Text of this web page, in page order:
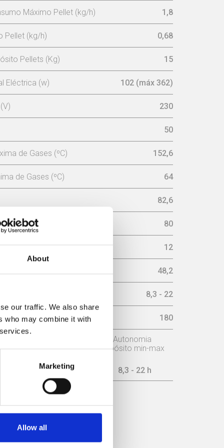
About
our traffic. We also share
who may combine it with
Marketing
Allow all
Máximo Pellet (kg/h) 1,8
Pellet (kg/h) 0,68
Pellets (Kg) 15
Eléctrica (w) 102 (máx 362)
230
50
de Gases (ºC) 152,6
de Gases (ºC) 64
82,6
(mm) 80
na chaminé (pa) 12
48,2
8,3 - 22
(m³/h) 180
8 kW
Autonomia
depósito min-max
8,3 - 22 h